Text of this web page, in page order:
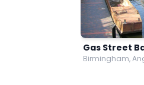
Gas Street
Birmingham,